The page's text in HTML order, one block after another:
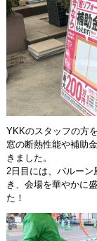
YKKのスタッフの方
窓の断熱性能や補助
きました。
2日目には、バルー
き、会場を華やかに
た！